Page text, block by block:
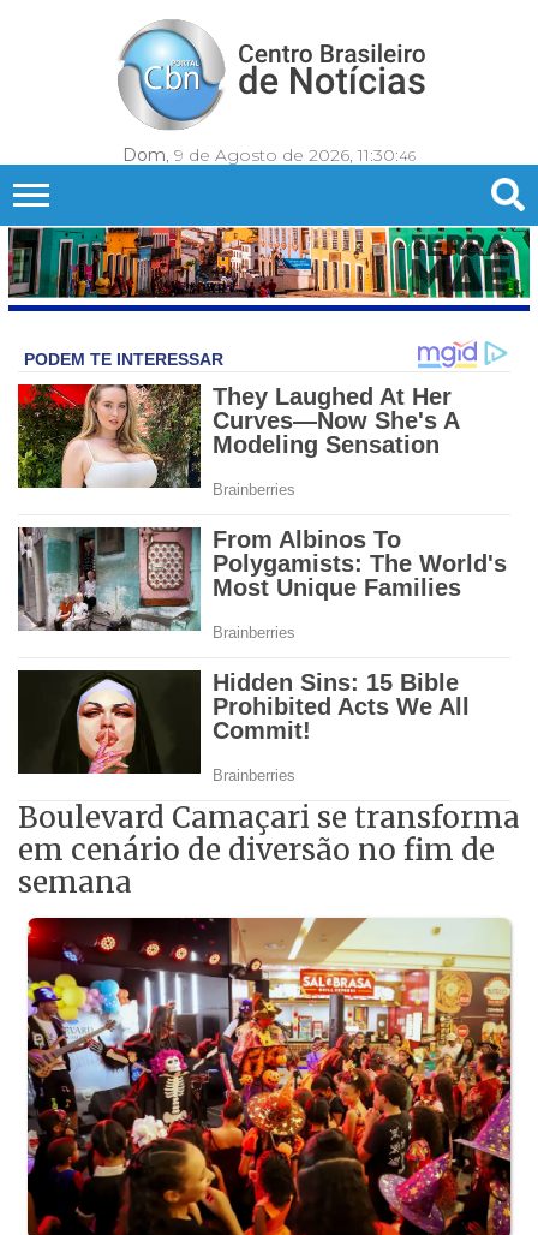
Dom, 9 de Agosto de 2026, 11:30:49
Boulevard Camaçari se transforma
em cenário de diversão no fim de
semana